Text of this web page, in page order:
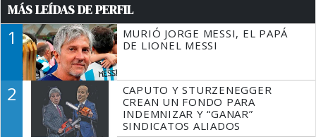
MÁS LEÍDAS DE PERFIL
1
MURIÓ JORGE MESSI, EL PAPÁ
DE LIONEL MESSI
2
CAPUTO Y STURZENEGGER
CREAN UN FONDO PARA
INDEMNIZAR Y “GANAR”
SINDICATOS ALIADOS